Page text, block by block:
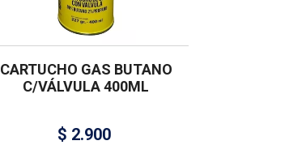
CARTUCHO GAS BUTANO
C/VÁLVULA 400ML
$ 2.900